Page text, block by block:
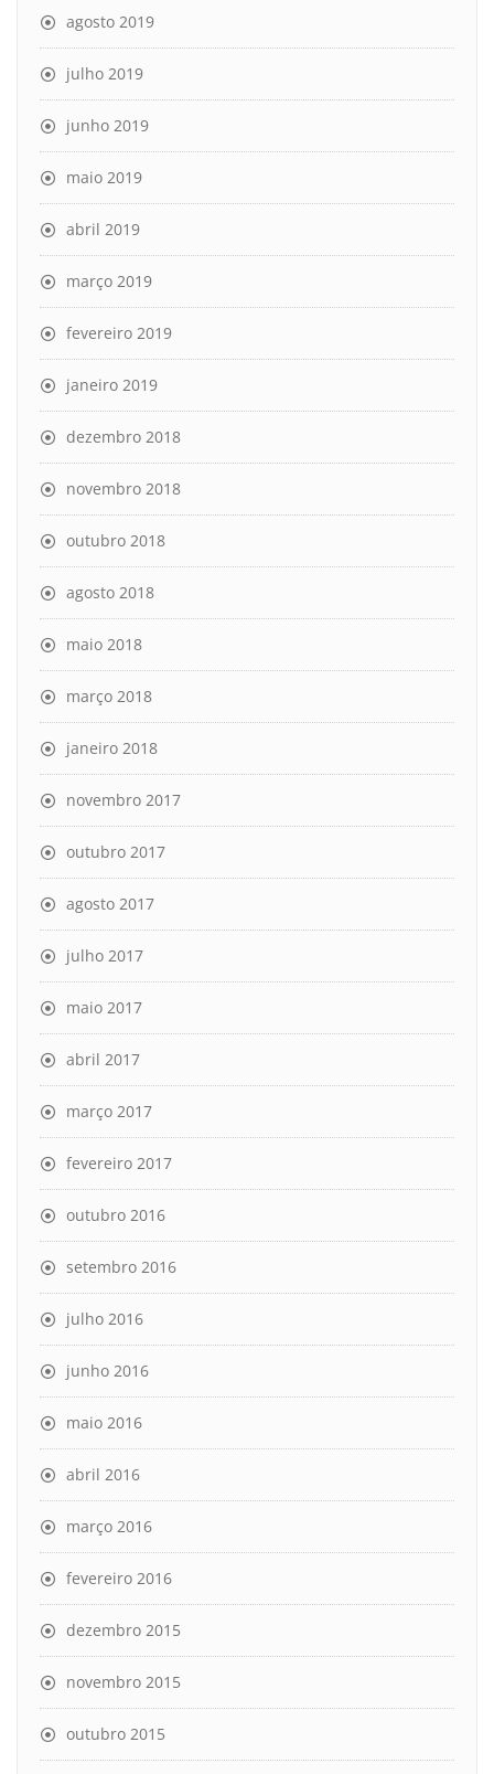
agosto 2019
julho 2019
junho 2019
maio 2019
abril 2019
março 2019
fevereiro 2019
janeiro 2019
dezembro 2018
novembro 2018
outubro 2018
agosto 2018
maio 2018
março 2018
janeiro 2018
novembro 2017
outubro 2017
agosto 2017
julho 2017
maio 2017
abril 2017
março 2017
fevereiro 2017
outubro 2016
setembro 2016
julho 2016
junho 2016
maio 2016
abril 2016
março 2016
fevereiro 2016
dezembro 2015
novembro 2015
outubro 2015